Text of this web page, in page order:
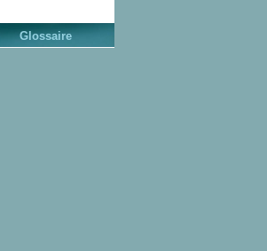
Glossaire